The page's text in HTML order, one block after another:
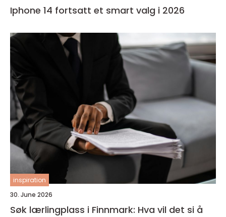
Iphone 14 fortsatt et smart valg i 2026
inspiration
30. June 2026
Søk lærlingplass i Finnmark: Hva vil det si å